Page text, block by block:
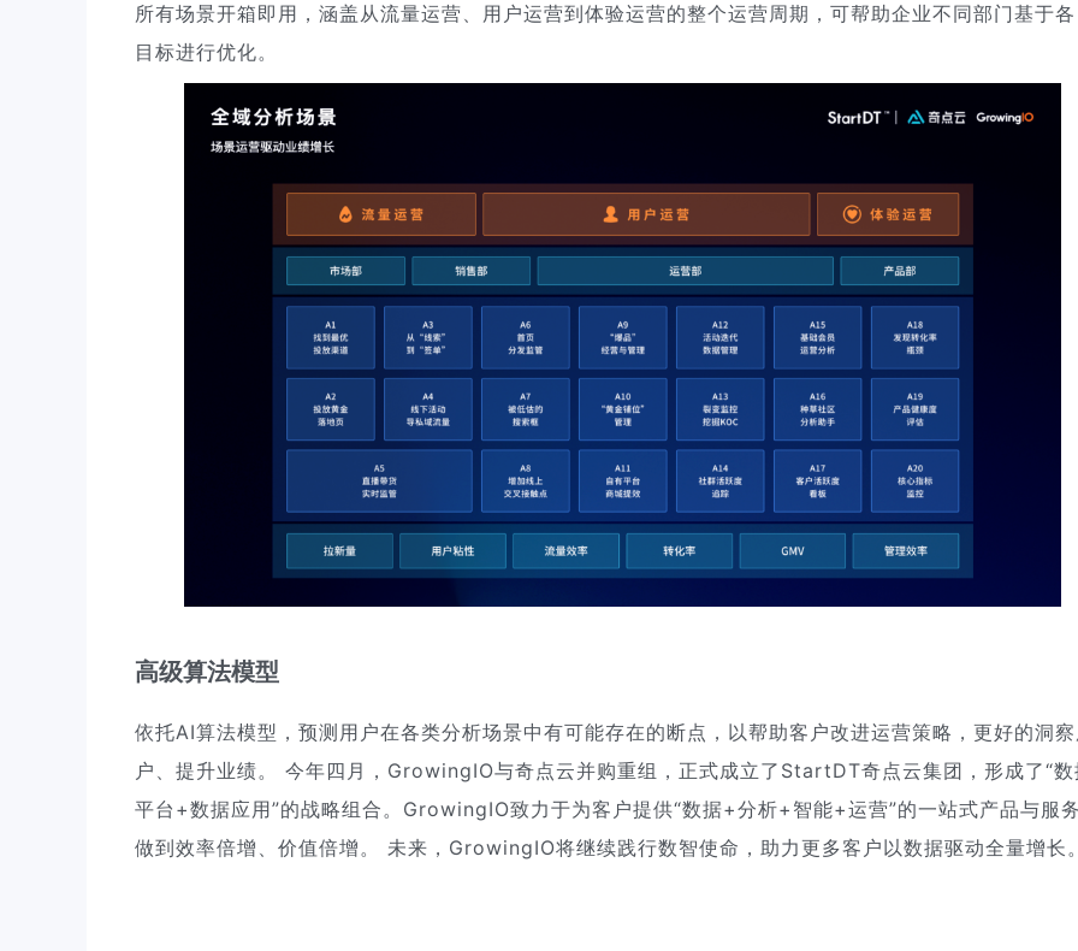
所有场景开箱即用，涵盖从流量运营、用户运营到体验运营的整个运营周期，可帮助企业不同部门基于
目标进行优化。
高级算法模型
依托AI算法模型，预测用户在各类分析场景中有可能存在的断点，以帮助客户改进运营策略，更好的洞
户、提升业绩。 今年四月，GrowingIO与奇点云并购重组，正式成立了StartDT奇点云集团，形成了“
平台+数据应用”的战略组合。GrowingIO致力于为客户提供“数据+分析+智能+运营”的一站式产品与服
做到效率倍增、价值倍增。 未来，GrowingIO将继续践行数智使命，助力更多客户以数据驱动全量增长